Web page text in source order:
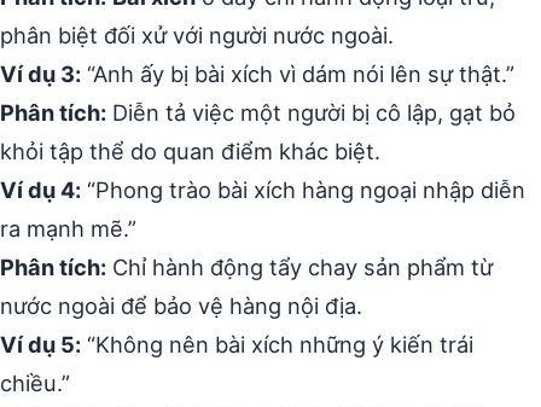
phân biệt đối xử với người nước ngoài.
Ví dụ 3: “Anh ấy bị bài xích vì dám nói lên sự thật.”
Phân tích: Diễn tả việc một người bị cô lập, gạt bỏ
khỏi tập thể do quan điểm khác biệt.
Ví dụ 4: “Phong trào bài xích hàng ngoại nhập diễn
ra mạnh mẽ.”
Phân tích: Chỉ hành động tẩy chay sản phẩm từ
nước ngoài để bảo vệ hàng nội địa.
Ví dụ 5: “Không nên bài xích những ý kiến trái
chiều.”